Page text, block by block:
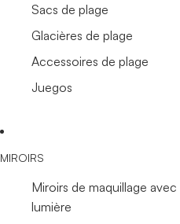
Sacs de plage
Glacières de plage
Accessoires de plage
Juegos
MIROIRS
Miroirs de maquillage avec
lumière